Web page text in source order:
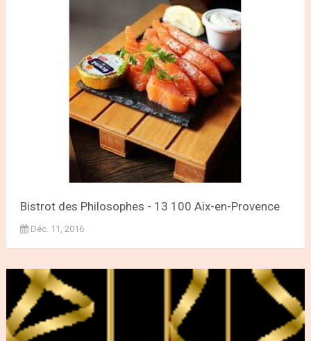
Bistrot des Philosophes - 13 100 Aix-en-Provence
Déc. 11, 2016